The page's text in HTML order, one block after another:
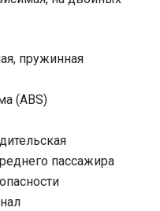
пружинная
(ABS)
пассажира